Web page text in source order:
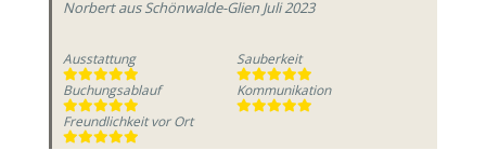
Norbertaus Schönwalde-Glien Juli 2023
Ausstattung
Sauberkeit
Buchungsablauf
Kommunikation
Freundlichkeit vor Ort